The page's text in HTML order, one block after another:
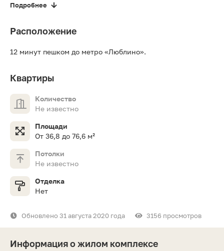
Подробнее
Расположение
12 минут пешком до метро «Люблино».
Квартиры
Количество
Не известно
Площади
От 36,8 до 76,6 м²
Потолки
Не известно
Отделка
Нет
Обновлено 31 августа 2020 года 3156 просмотров
Информация о жилом комплексе